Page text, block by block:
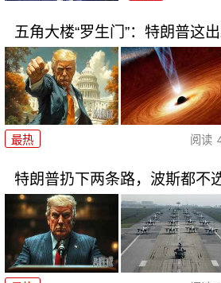
五角大楼“罗生门”：特朗普这
最热 阅读
特朗普扔下两条路，波斯都不